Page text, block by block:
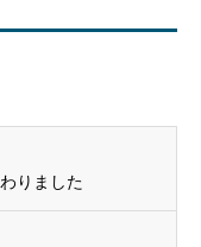
りました